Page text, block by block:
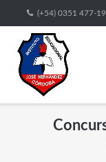
(+54) 0351 477-